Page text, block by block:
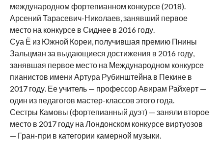
международном фортепианном конкурсе (2018).
Арсений Тарасевич-Николаев, занявший первое
место на конкурсе в Сиднее в 2016 году.
Суа Ё из Южной Кореи, получившая премию Пнины
Зальцман за выдающиеся достижения в 2016 году,
занявшая первое место на Международном конкурсе
пианистов имени Артура Рубинштейна в Пекине в
2017 году. Ее учитель — профессор Авирам Райхерт —
один из педагогов мастер-классов этого года.
Сестры Камовы (фортепианный дуэт) — заняли второе
место в 2017 году на Лондонском конкурсе виртуозов
— Гран-при в категории камерной музыки.